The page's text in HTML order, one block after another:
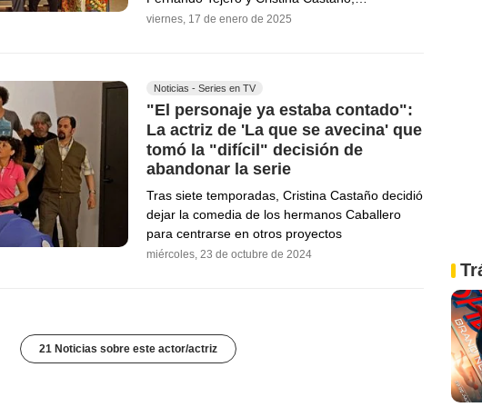
viernes, 17 de enero de 2025
Noticias - Series en TV
"El personaje ya estaba contado":
La actriz de 'La que se avecina' que
tomó la "difícil" decisión de
abandonar la serie
Tras siete temporadas, Cristina Castaño decidió
dejar la comedia de los hermanos Caballero
para centrarse en otros proyectos
miércoles, 23 de octubre de 2024
21 Noticias sobre este actor/actriz